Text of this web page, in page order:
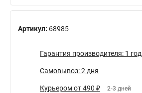
Артикул: 68985
Гарантия производителя: 1 год
Самовывоз: 2 дня
Курьером от 490 ₽ 2-3 дней